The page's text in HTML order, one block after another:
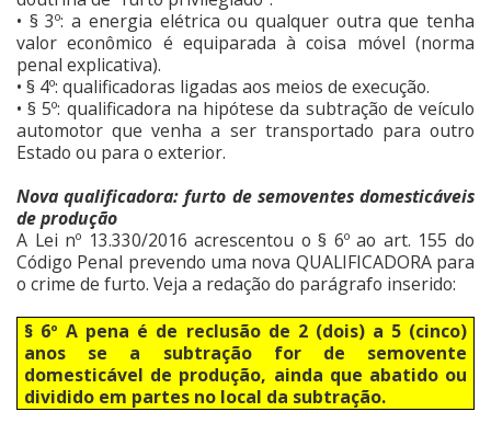
• § 3º: a energia elétrica ou qualquer outra que tenha
valor econômico é equiparada à coisa móvel (norma
penal explicativa).
• § 4º: qualificadoras ligadas aos meios de execução.
• § 5º: qualificadora na hipótese da subtração de veículo
automotor que venha a ser transportado para outro
Estado ou para o exterior.
Nova qualificadora: furto de semoventes domesticáveis
de produção
A Lei nº 13.330/2016 acrescentou o § 6º ao art. 155 do
Código Penal prevendo uma nova QUALIFICADORA para
o crime de furto. Veja a redação do parágrafo inserido:
§ 6º A pena é de reclusão de 2 (dois) a 5 (cinco)
anos se a subtração for de semovente
domesticável de produção, ainda que abatido ou
dividido em partes no local da subtração.